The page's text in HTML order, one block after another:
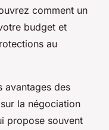
comment un
budget et
au
avantages des
la négociation
propose souvent